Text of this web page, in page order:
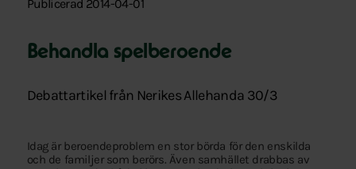
Publicerad 2014-04-01
Behandla spelberoende
Debattartikel från Nerikes Allehanda 30/3
Idag är beroendeproblem en stor börda för den enskilda
och de familjer som berörs. Även samhället drabbas av